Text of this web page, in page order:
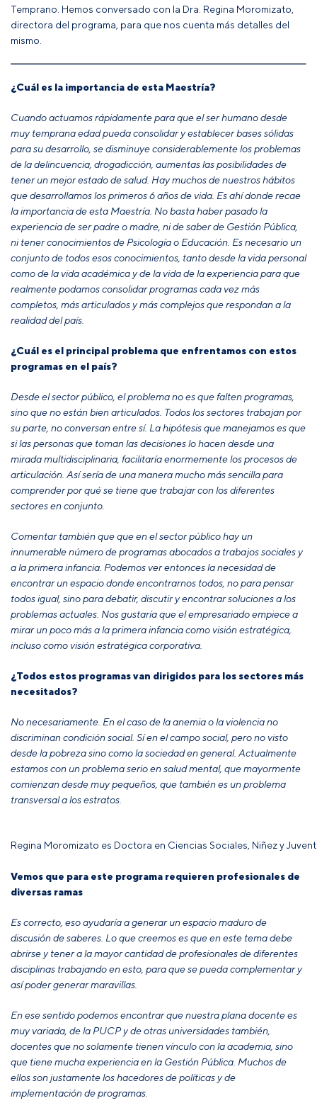
Temprano . Hemos conversado con la Dra. Regina Moromizato,
directora del programa, para que nos cuenta más detalles del
mismo.
¿Cuál es la importancia de esta Maestría?
Cuando actuamos rápidamente para que el ser humano desde
muy temprana edad pueda consolidar y establecer bases sólidas
para su desarrollo, se disminuye considerablemente los problemas
de la delincuencia, drogadicción, aumentas las posibilidades de
tener un mejor estado de salud. Hay muchos de nuestros hábitos
que desarrollamos los primeros 6 años de vida. Es ahí donde recae
la importancia de esta Maestría. No basta haber pasado la
experiencia de ser padre o madre, ni de saber de Gestión Pública,
ni tener conocimientos de Psicología o Educación. Es necesario un
conjunto de todos esos conocimientos, tanto desde la vida personal
como de la vida académica y de la vida de la experiencia para que
realmente podamos consolidar programas cada vez más
completos, más articulados y más complejos que respondan a la
realidad del país.
¿Cuál es el principal problema que enfrentamos con estos
programas en el país?
Desde el sector público, el problema no es que falten programas,
sino que no están bien articulados. Todos los sectores trabajan por
su parte, no conversan entre sí. La hipótesis que manejamos es que
si las personas que toman las decisiones lo hacen desde una
mirada multidisciplinaria, facilitaría enormemente los procesos de
articulación. Así sería de una manera mucho más sencilla para
comprender por qué se tiene que trabajar con los diferentes
sectores en conjunto.
Comentar también que que en el sector público hay un
innumerable número de programas abocados a trabajos sociales y
a la primera infancia. Podemos ver entonces la necesidad de
encontrar un espacio donde encontrarnos todos, no para pensar
todos igual, sino para debatir, discutir y encontrar soluciones a los
problemas actuales. Nos gustaría que el empresariado empiece a
mirar un poco más a la primera infancia como visión estratégica,
incluso como visión estratégica corporativa.
¿Todos estos programas van dirigidos para los sectores más
necesitados?
No necesariamente. En el caso de la anemia o la violencia no
discriminan condición social. Sí en el campo social, pero no visto
desde la pobreza sino como la sociedad en general. Actualmente
estamos con un problema serio en salud mental, que mayormente
comienzan desde muy pequeños, que también es un problema
transversal a los estratos.
Regina Moromizato es Doctora en Ciencias Sociales, Niñez y
Vemos que para este programa requieren profesionales de
diversas ramas
Es correcto, eso ayudaría a generar un espacio maduro de
discusión de saberes. Lo que creemos es que en este tema debe
abrirse y tener a la mayor cantidad de profesionales de diferentes
disciplinas trabajando en esto, para que se pueda complementar y
así poder generar maravillas.
En ese sentido podemos encontrar que nuestra plana docente es
muy variada, de la PUCP y de otras universidades también,
docentes que no solamente tienen vínculo con la academia, sino
que tiene mucha experiencia en la Gestión Pública. Muchos de
ellos son justamente los hacedores de políticas y de
implementación de programas.